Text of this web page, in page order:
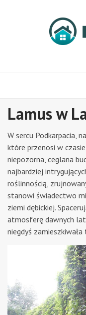
Lamus w
W sercu Podkarpacia,
które przenosi w
niepozorna, ceglana
najbardziej
roślinnością,
stanowi świadectwo
ziemi dębickiej.
atmosferę dawnych
niegdyś zamieszkiwała